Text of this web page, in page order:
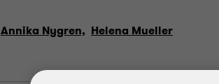
Annika Nygren, Helena Mueller